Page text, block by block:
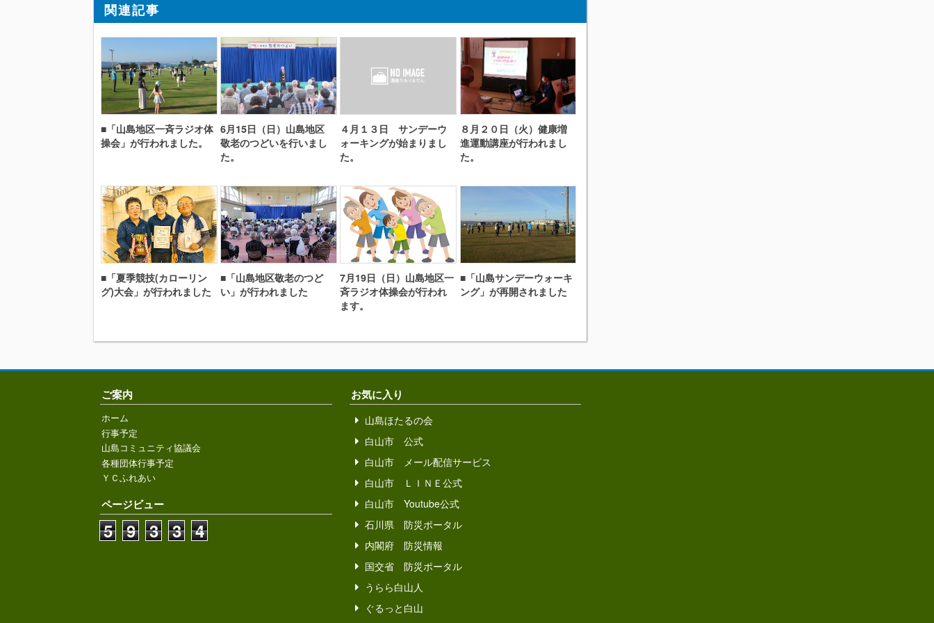
関連記事
■「山島地区一斉ラジオ体
操会」が行われました。
6月15日（日）山島地区
敬老のつどいを行いまし
た。
４月１３日 サンデーウ
ォーキングが始まりまし
た。
８月２０日（火）健康増
進運動講座が行われまし
た。
■「夏季競技(カローリン
グ)大会」が行われました
■「山島地区敬老のつど
い」が行われました
7月19日（日）山島地区一
斉ラジオ体操会が行われ
ます。
■「山島サンデーウォーキ
ング」が再開されました
ご案内
ホーム
行事予定
山島コミュニティ協議会
各種団体行事予定
ＹＣふれあい
ページビュー
5 9 3 3 4
お気に入り
山島ほたるの会
白山市 公式
白山市 メール配信サービス
白山市 ＬＩＮＥ公式
白山市 Youtube公式
石川県 防災ポータル
内閣府 防災情報
国交省 防災ポータル
うらら白山人
ぐるっと白山